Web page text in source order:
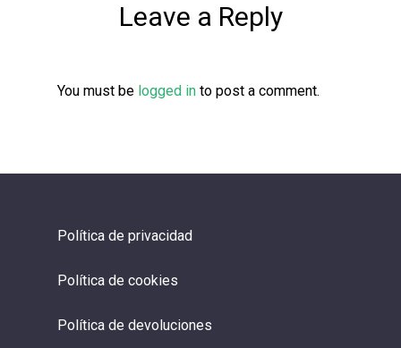
Leave a Reply
You must be logged in to post a comment.
Política de privacidad
Política de cookies
Política de devoluciones